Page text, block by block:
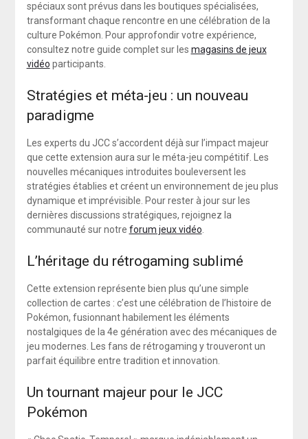
spéciaux sont prévus dans les boutiques spécialisées,
transformant chaque rencontre en une célébration de la
culture Pokémon. Pour approfondir votre expérience,
consultez notre guide complet sur les magasins de jeux
vidéo participants.
Stratégies et méta-jeu : un nouveau
paradigme
Les experts du JCC s’accordent déjà sur l’impact majeur
que cette extension aura sur le méta-jeu compétitif. Les
nouvelles mécaniques introduites bouleversent les
stratégies établies et créent un environnement de jeu plus
dynamique et imprévisible. Pour rester à jour sur les
dernières discussions stratégiques, rejoignez la
communauté sur notre forum jeux vidéo.
L’héritage du rétrogaming sublimé
Cette extension représente bien plus qu’une simple
collection de cartes : c’est une célébration de l’histoire de
Pokémon, fusionnant habilement les éléments
nostalgiques de la 4e génération avec des mécaniques de
jeu modernes. Les fans de rétrogaming y trouveront un
parfait équilibre entre tradition et innovation.
Un tournant majeur pour le JCC
Pokémon